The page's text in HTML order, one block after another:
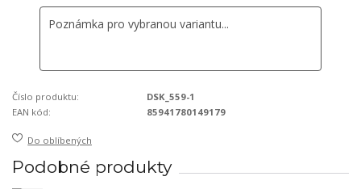
Číslo produktu:
DSK_559-1
EAN kód:
85941780149179
Do oblíbených
Podobné produkty